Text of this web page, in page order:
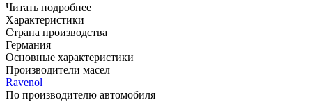
Читать подробнее
Характеристики
Страна производства
Германия
Основные характеристики
Производители масел
Ravenol
По производителю автомобиля